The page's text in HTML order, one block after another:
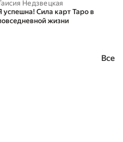
Недзвецкая
успешна! Сила карт Таро в
жизни
Все